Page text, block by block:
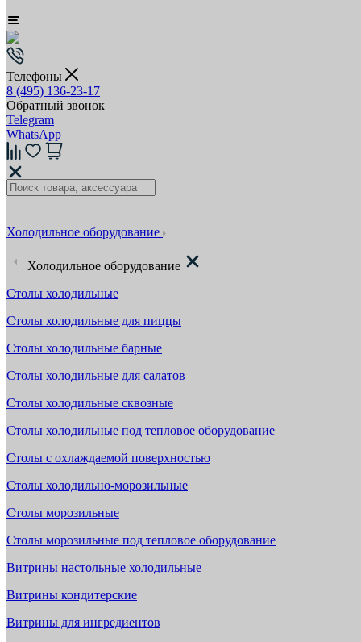
Телефоны
8 (495) 136-23-17
Обратный звонок
Telegram
WhatsApp
Холодильное оборудование
Холодильное оборудование
Столы холодильные
Столы холодильные для пиццы
Столы холодильные барные
Столы холодильные для салатов
Столы холодильные сквозные
Столы холодильные под тепловое оборудование
Столы с охлаждаемой поверхностью
Столы холодильно-морозильные
Столы морозильные
Столы морозильные под тепловое оборудование
Витрины настольные холодильные
Витрины кондитерские
Витрины для ингредиентов